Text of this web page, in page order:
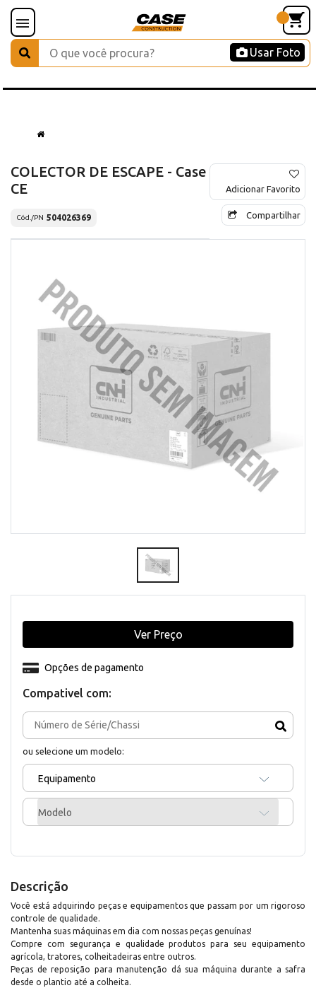
Usar Foto
COLECTOR DE ESCAPE - Case
CE
Cód./PN 504026369
Adicionar Favorito
Compartilhar
Compativel com:
ou selecione um modelo:
Equipamento
Modelo
Opções de pagamento
Ver Preço
Descrição
Você está adquirindo peças e equipamentos que passam por um rigoroso
controle de qualidade.
Mantenha suas máquinas em dia com nossas peças genuínas!
Compre com segurança e qualidade produtos para seu equipamento
agrícola, tratores, colheitadeiras entre outros.
Peças de reposição para manutenção dá sua máquina durante a safra
desde o plantio até a colheita.